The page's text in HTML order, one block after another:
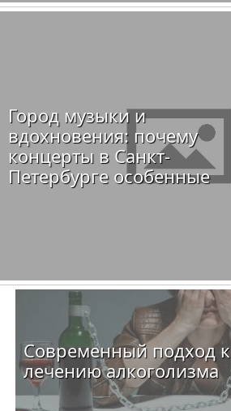
Город музыки и
вдохновения: почему
концерты в Санкт-
Петербурге особенные
Современный подход к
лечению алкоголизма